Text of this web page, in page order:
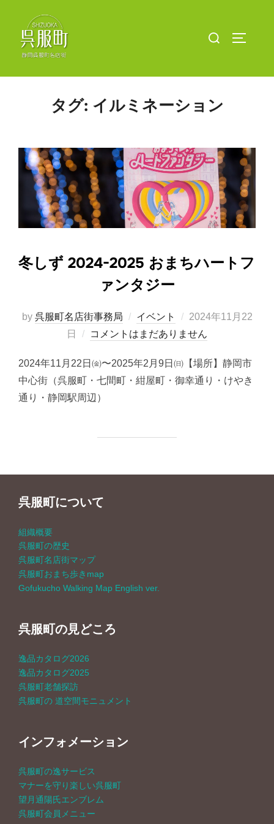
ツ
検
タグ: イルミネーション
冬しず 2024-2025 おまちハートフ
ァンタジー
by 呉服町名店街事務局 イベント
投
稿
2024年11月22
日
コメントはまだありません
2024年11月22日㈮〜2025年2月9日㈰【場所】静岡市
中心街（呉服町・七間町・紺屋町・御幸通り・けやき
通り・静岡駅周辺）
呉服町について
組織概要
呉服町の歴史
呉服町名店街マップ
呉服町おまち歩きmap
Gofukucho Walking Map English ver.
呉服町の見どころ
逸品カタログ2026
逸品カタログ2025
呉服町老舗探訪
呉服町の 道空間モニュメント
インフォメーション
呉服町の逸サービス
マナーを守り楽しい呉服町
望月通陽氏エンブレム
呉服町会員メニュー